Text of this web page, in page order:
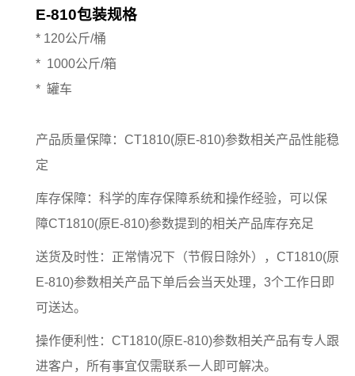
E-810包装规格
* 120公斤/桶
* 1000公斤/箱
* 罐车
产品质量保障：CT1810(原E-810)参数相关产品性能稳
定
库存保障：科学的库存保障系统和操作经验，可以保
障CT1810(原E-810)参数提到的相关产品库存充足
送货及时性：正常情况下（节假日除外），CT1810(原
E-810)参数相关产品下单后会当天处理，3个工作日即
可送达。
操作便利性：CT1810(原E-810)参数相关产品有专人跟
进客户，所有事宜仅需联系一人即可解决。